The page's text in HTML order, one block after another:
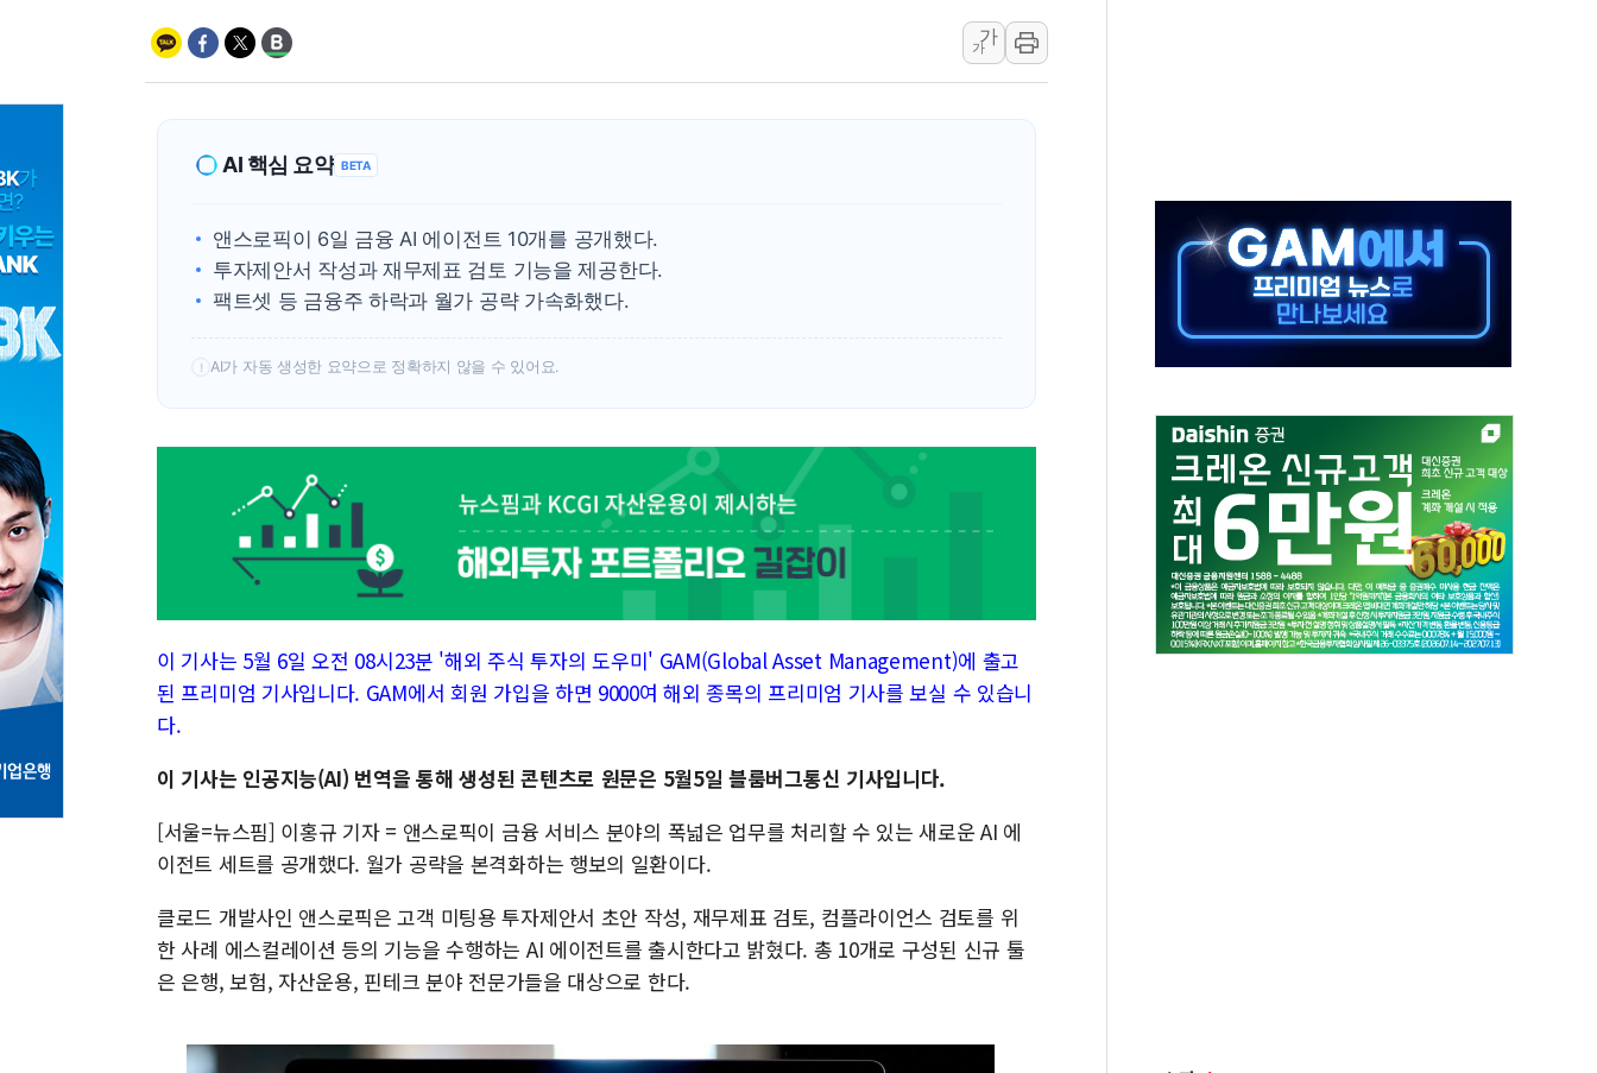
10월 보완수사권 폐지·공소청 출범…피해자들 '범죄 사각지대' 우려
한상협, 업계 개인정보 보안 새판 짠다…'자율규제단체' 타진
유럽증시, 美 고용 예상 밖 부진에 연준 금리 인상 가능성 낮아지며 상승… STOXX 600 지수는 나흘 연속 최고치
미 연준 매파 기세 꺾이나…고용 감소에 9월 동결 전망 우세
[종합] 이슬람 수니파 3국, '공동방위협정' 체결… 이스라엘·이란 위협에 맞설 자체 억지력 강화
가
가
AI 핵심 요약 BETA
앤스로픽이 6일 금융 AI 에이전트 10개를 공개했다.
투자제안서 작성과 재무제표 검토 기능을 제공한다.
팩트셋 등 금융주 하락과 월가 공략 가속화했다.
! AI가 자동 생성한 요약으로 정확하지 않을 수 있어요.
이 기사는 5월 6일 오전 08시23분 '해외 주식 투자의 도우미' GAM(Global Asset Management)에 출고
된 프리미엄 기사입니다. GAM에서 회원 가입을 하면 9000여 해외 종목의 프리미엄 기사를 보실 수 있습니
다.
이 기사는 인공지능(AI) 번역을 통해 생성된 콘텐츠로 원문은 5월5일 블룸버그통신 기사입니다.
[서울=뉴스핌] 이홍규 기자 = 앤스로픽이 금융 서비스 분야의 폭넓은 업무를 처리할 수 있는 새로운 AI 에
이전트 세트를 공개했다. 월가 공략을 본격화하는 행보의 일환이다.
클로드 개발사인 앤스로픽은 고객 미팅용 투자제안서 초안 작성, 재무제표 검토, 컴플라이언스 검토를 위
한 사례 에스컬레이션 등의 기능을 수행하는 AI 에이전트를 출시한다고 밝혔다. 총 10개로 구성된 신규 툴
은 은행, 보험, 자산운용, 핀테크 분야 전문가들을 대상으로 한다.